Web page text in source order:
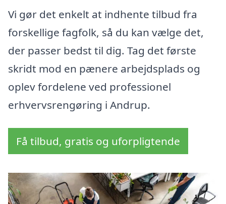
Vi gør det enkelt at indhente tilbud fra
forskellige fagfolk, så du kan vælge det,
der passer bedst til dig. Tag det første
skridt mod en pænere arbejdsplads og
oplev fordelene ved professionel
erhvervsrengøring i Andrup.
Få tilbud, gratis og uforpligtende